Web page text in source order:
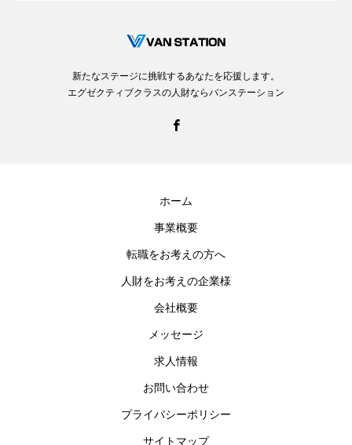
新たなステージに挑戦するあなたを応援します。
エグゼクティブクラスの人財ならバンステーション
ホーム
事業概要
転職をお考えの方へ
人財をお考えの企業様
会社概要
メッセージ
求人情報
お問い合わせ
プライバシーポリシー
サイトマップ